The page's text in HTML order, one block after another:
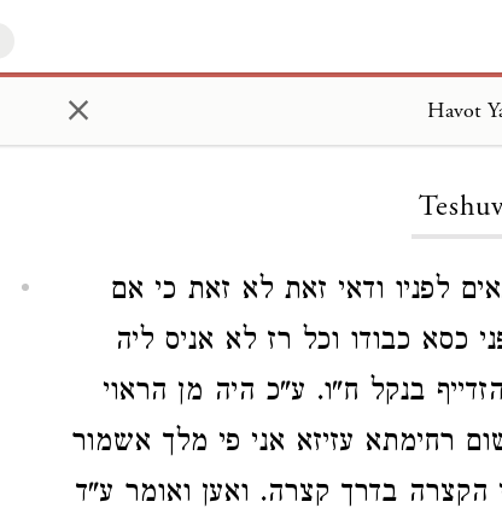
× Havot
לפניו ודאי זאת לא זאת כי אם
כסא כבודו וכל רז לא אניס ליה
בנקל ח"ו. ע"כ היה מן הראוי
רחימתא עזיזא אני פי מלך אשמור
בדרך קצרה. ואען ואומר ע"ד